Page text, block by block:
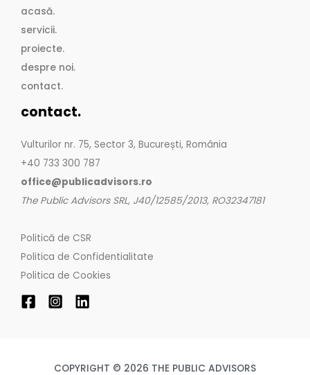
acasă.
servicii.
proiecte.
despre noi.
contact.
contact.
Vulturilor nr. 75, Sector 3, București, România
+40 733 300 787
office@publicadvisors.ro
The Public Advisors SRL, J40/12585/2013, RO32347181
Politică de CSR
Politica de Confidentialitate
Politica de Cookies
COPYRIGHT © 2026 THE PUBLIC ADVISORS